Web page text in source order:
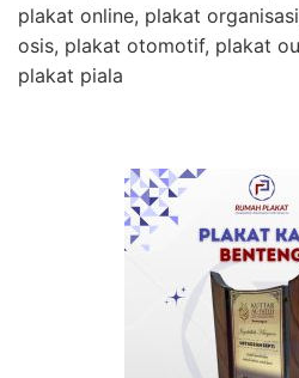
plakat online, plakat
osis, plakat otomotif, plakat
plakat piala